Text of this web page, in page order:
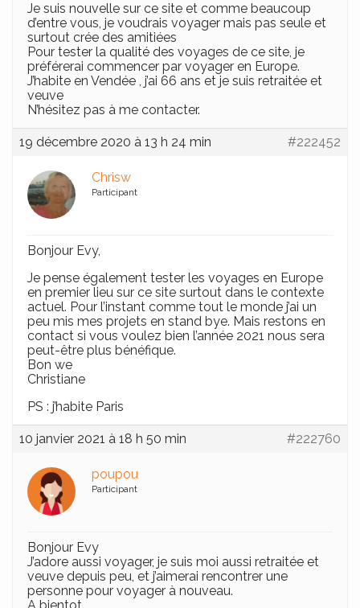
Je suis nouvelle sur ce site et comme beaucoup
d’entre vous, je voudrais voyager mais pas seule et
surtout crée des amitiées
Pour tester la qualité des voyages de ce site, je
préférerai commencer par voyager en Europe.
J’habite en Vendée , j’ai 66 ans et je suis retraitée et
veuve
N’hésitez pas à me contacter.
19 décembre 2020 à 13 h 24 min #222452
Chrisw
Participant
Bonjour Evy,
Je pense également tester les voyages en Europe
en premier lieu sur ce site surtout dans le contexte
actuel. Pour l’instant comme tout le monde j’ai un
peu mis mes projets en stand bye. Mais restons en
contact si vous voulez bien l’année 2021 nous sera
peut-être plus bénéfique.
Bon we
Christiane
PS : j’habite Paris
10 janvier 2021 à 18 h 50 min #222760
poupou
Participant
Bonjour Evy
J’adore aussi voyager, je suis moi aussi retraitée et
veuve depuis peu, et j’aimerai rencontrer une
personne pour voyager à nouveau.